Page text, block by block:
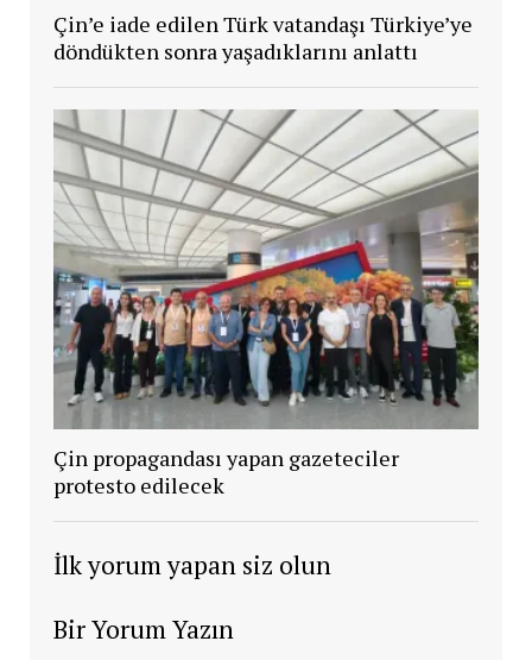
Çin’e iade edilen Türk vatandaşı Türkiye’ye
döndükten sonra yaşadıklarını anlattı
Çin propagandası yapan gazeteciler
protesto edilecek
İlk yorum yapan siz olun
Bir Yorum Yazın